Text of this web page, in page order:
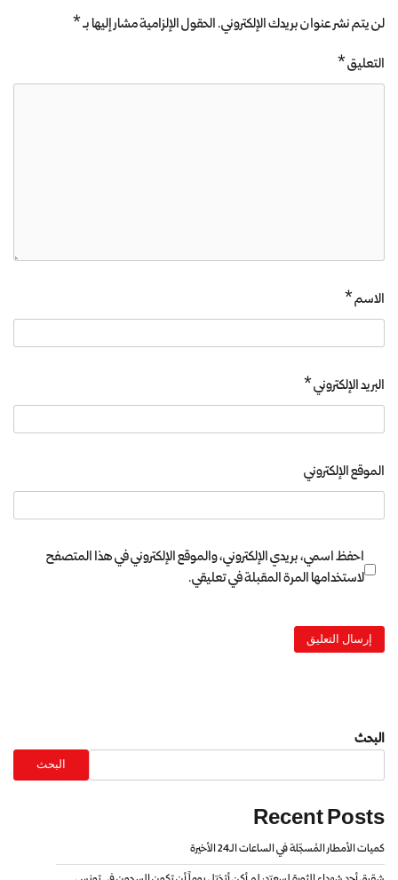
لن يتم نشر عنوان بريدك الإلكتروني.الحقول الإلزامية مشار إليها بـ*
التعليق*
الاسم*
البريد الإلكتروني*
الموقع الإلكتروني
احفظ اسمي، بريدي الإلكتروني، والموقع الإلكتروني في هذا المتصفح
لاستخدامها المرة المقبلة في تعليقي.
البحث
البحث
Recent Posts
كميات الأمطار المُسجّلة في الساعات الـ24 الأخيرة